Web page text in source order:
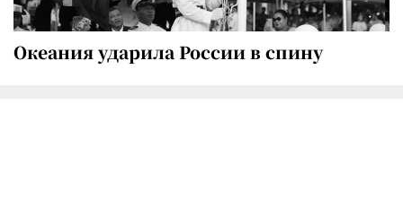
Океания ударила России в спину